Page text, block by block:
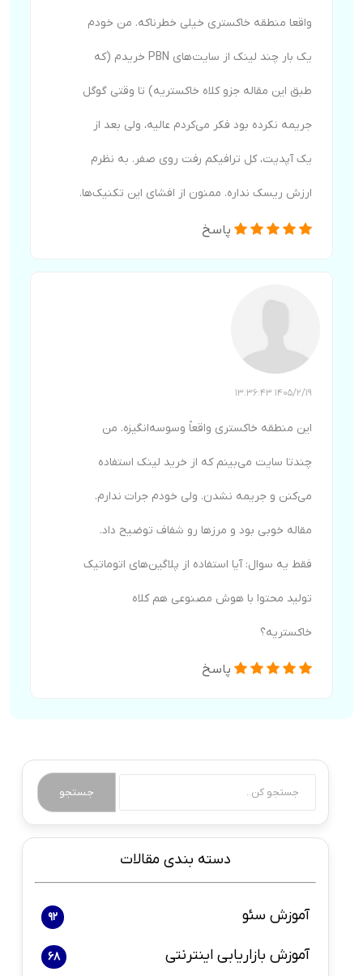
واقعا منطقه خاکستری خیلی خطرناکه. من خودم
یک بار چند لینک از سایت‌های PBN خریدم (که
طبق این مقاله جزو کلاه خاکستریه) تا وقتی گوگل
جریمه نکرده بود فکر می‌کردم عالیه، ولی بعد از
یک آپدیت، کل ترافیکم رفت روی صفر. به نظرم
ارزش ریسک نداره. ممنون از افشای این تکنیک‌ها.
پاسخ
1405/2/19 13:36:43
این منطقه خاکستری واقعاً وسوسه‌انگیزه. من
چندتا سایت می‌بینم که از خرید لینک استفاده
می‌کنن و جریمه نشدن. ولی خودم جرات ندارم.
مقاله خوبی بود و مرزها رو شفاف توضیح داد.
فقط یه سوال: آیا استفاده از پلاگین‌های اتوماتیک
تولید محتوا با هوش مصنوعی هم کلاه
خاکستریه؟
پاسخ
جستجو
دسته بندی مقالات
آموزش سئو 92
آموزش بازاریابی اینترنتی 68